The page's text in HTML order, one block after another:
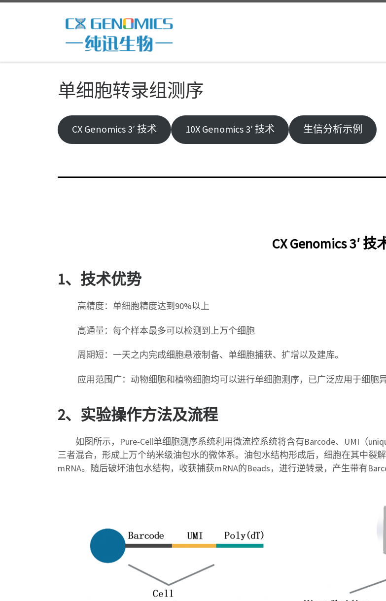
单细胞转录组测序
CX Genomics 3′ 技术 10X Genomics 3′ 技术 生信分析示例
CX Genomics 3′ 技
1、技术优势
高精度：单细胞精度达到90%以上
高通量：每个样本最多可以检测到上万个细胞
周期短：一天之内完成细胞悬液制备、单细胞捕获、扩增以及建库。
应用范围广：动物细胞和植物细胞均可以进行单细胞测序，已广泛应用于细胞异
2、实验操作方法及流程
如图所示，Pure-Cell单细胞测序系统利用微流控系统将含有Barcode、UMI（
三者混合，形成上万个纳米级油包水的微体系。油包水结构形成后，细胞在其中裂
mRNA。随后破坏油包水结构，收获捕获mRNA的Beads，进行逆转录，产生带有